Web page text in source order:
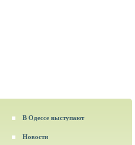
В Одессе выступают
Новости